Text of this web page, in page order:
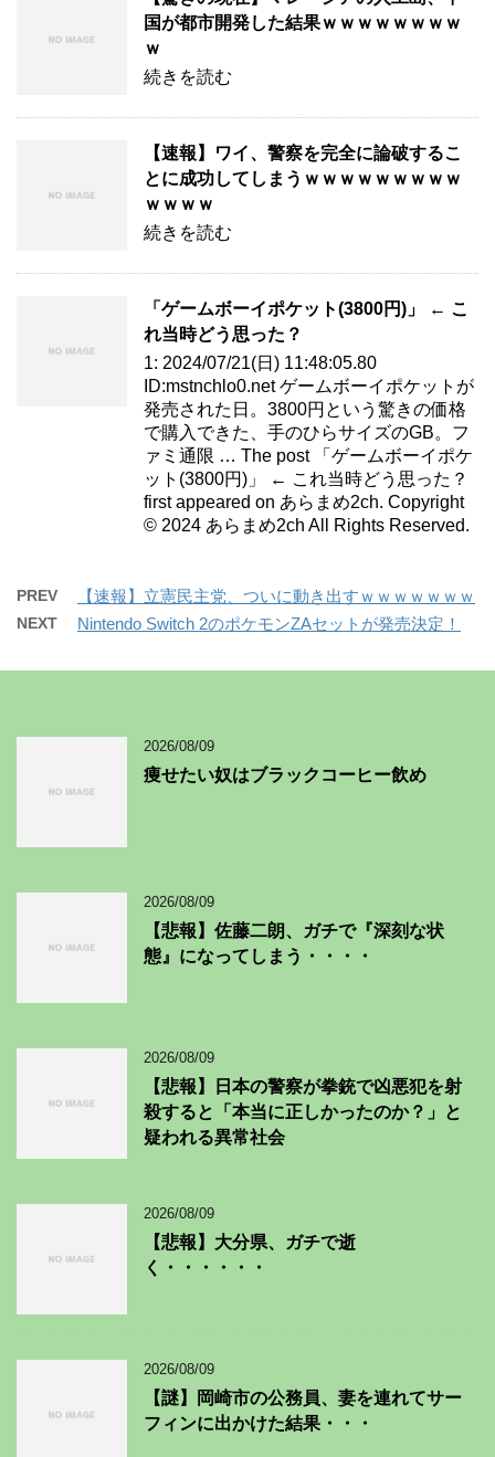
国が都市開発した結果ｗｗｗｗｗｗｗｗ
ｗ
続きを読む
【速報】ワイ、警察を完全に論破するこ
とに成功してしまうｗｗｗｗｗｗｗｗｗ
ｗｗｗｗ
続きを読む
「ゲームボーイポケット(3800円)」 ← こ
れ当時どう思った？
1: 2024/07/21(日) 11:48:05.80
ID:mstnchlo0.net ゲームボーイポケットが
発売された日。3800円という驚きの価格
で購入できた、手のひらサイズのGB。フ
ァミ通限 … The post 「ゲームボーイポケ
ット(3800円)」 ← これ当時どう思った？
first appeared on あらまめ2ch. Copyright
© 2024 あらまめ2ch All Rights Reserved.
PREV 【速報】立憲民主党、ついに動き出すｗｗｗｗｗｗｗ
NEXT Nintendo Switch 2のポケモンZAセットが発売決定！
2026/08/09
痩せたい奴はブラックコーヒー飲め
2026/08/09
【悲報】佐藤二朗、ガチで『深刻な状
態』になってしまう・・・・
2026/08/09
【悲報】日本の警察が拳銃で凶悪犯を射
殺すると「本当に正しかったのか？」と
疑われる異常社会
2026/08/09
【悲報】大分県、ガチで逝
く・・・・・・
2026/08/09
【謎】岡崎市の公務員、妻を連れてサー
フィンに出かけた結果・・・